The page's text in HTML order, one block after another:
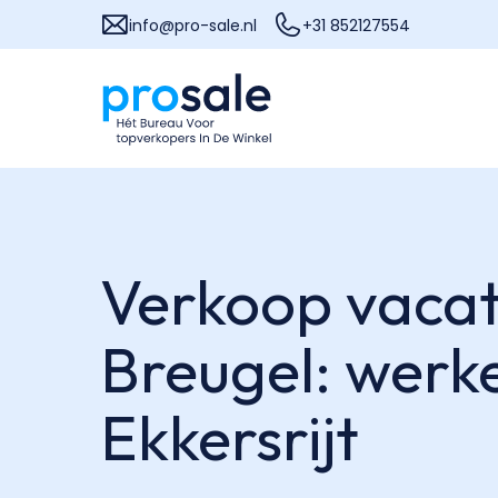
info@pro-sale.nl +31 852127554
Verkoop
Breugel:
Ekkersrijt